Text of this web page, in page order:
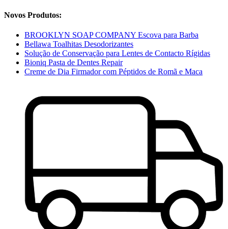
Novos Produtos:
BROOKLYN SOAP COMPANY Escova para Barba
Bellawa Toalhitas Desodorizantes
Solução de Conservação para Lentes de Contacto Rígidas
Bioniq Pasta de Dentes Repair
Creme de Dia Firmador com Péptidos de Romã e Maca